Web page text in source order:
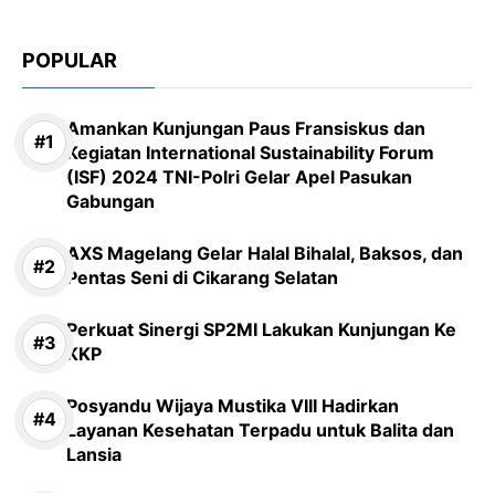
POPULAR
Amankan Kunjungan Paus Fransiskus dan
Kegiatan International Sustainability Forum
(ISF) 2024 TNI-Polri Gelar Apel Pasukan
Gabungan
AXS Magelang Gelar Halal Bihalal, Baksos, dan
Pentas Seni di Cikarang Selatan
Perkuat Sinergi SP2MI Lakukan Kunjungan Ke
KKP
Posyandu Wijaya Mustika VIII Hadirkan
Layanan Kesehatan Terpadu untuk Balita dan
Lansia